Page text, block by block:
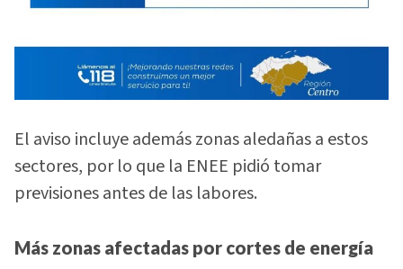
El aviso incluye además zonas aledañas a estos
sectores, por lo que la ENEE pidió tomar
previsiones antes de las labores.
Más zonas afectadas por cortes de energía